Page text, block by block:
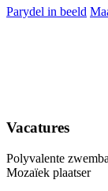
Parydel in beeld
Vacatures
Polyvalente
Mozaïek plaatser